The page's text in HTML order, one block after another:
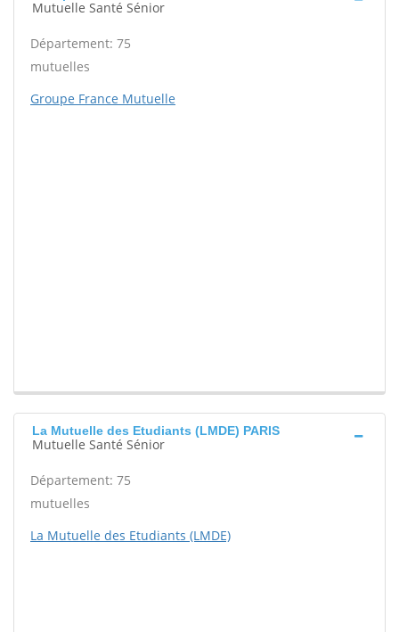
Mutuelle Santé Sénior
Département: 75
mutuelles
Groupe France Mutuelle
La Mutuelle des Etudiants (LMDE) PARIS
Mutuelle Santé Sénior
Département: 75
mutuelles
La Mutuelle des Etudiants (LMDE)